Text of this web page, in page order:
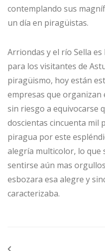
contemplando sus
un día en piragüistas.
Arriondas y el río Sella
para los visitantes de
piragüismo, hoy están
empresas que organizan
sin riesgo a equivocarse
doscientas cincuenta mil
piragua por este
alegría multicolor, lo que
sentirse aún mas
esbozara esa alegre y
caracterizaba.